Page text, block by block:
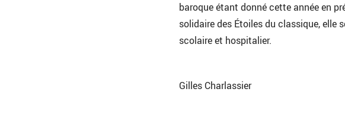
baroque étant donné cette année en
solidaire des Étoiles du classique, elle
scolaire et hospitalier.
Gilles Charlassier